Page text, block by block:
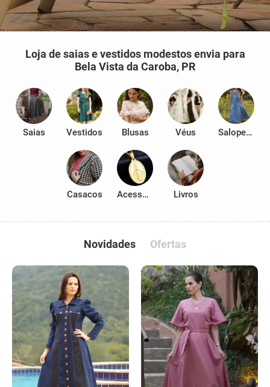
Loja de saias e vestidos modestos envia para
Bela Vista da Caroba, PR
Saias Vestidos Blusas Véus Salopetes
Casacos Acessórios Livros
Novidades Ofertas